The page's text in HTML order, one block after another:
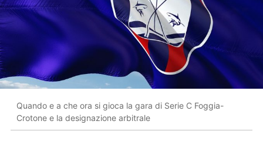
Quando e a che ora si gioca la gara di Serie C Foggia-
Crotone e la designazione arbitrale